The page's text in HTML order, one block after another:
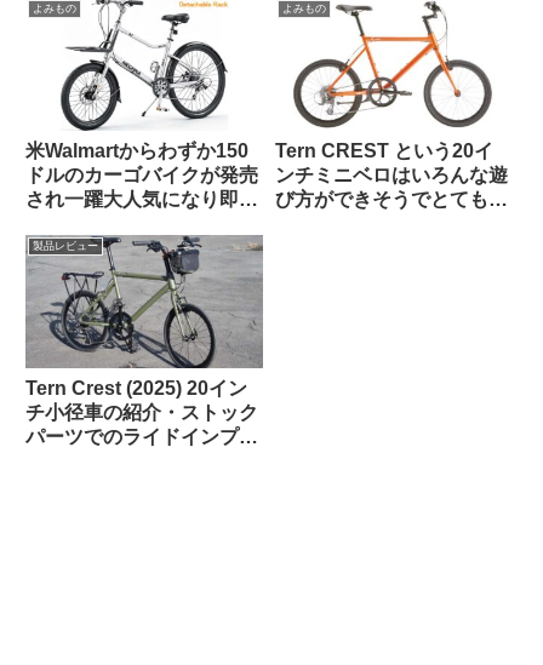
よみもの
米Walmartからわずか150
ドルのカーゴバイクが発売
され一躍大人気になり即日
よみもの
Tern CREST という20イ
ンチミニベロはいろんな遊
び方ができそうでとても気
製品レビュー
Tern Crest (2025) 20イン
チ小径車の紹介・ストック
パーツでのライドインプレ